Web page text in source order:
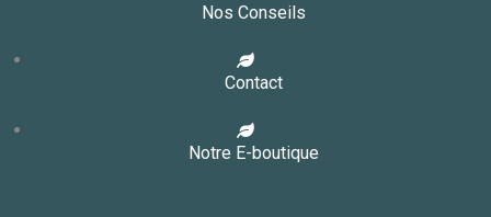
Nos Conseils
Contact
Notre E-boutique